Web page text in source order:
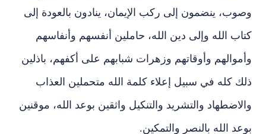
وصوب، ينضمون إلى ركب الإيمان، ينادون بالعودة إلى
كتاب الله وإلى دين الله، حاملين أنفسهم وأنفاسهم
وأموالهم وأوقاتهم وزهرات شبابهم على أكفهم، باذلين
ذلك كله في سبيل إعلاء كلمة الله متحملين العذاب
والاضطهاد والتشريد والتنكيل واثقين بوعد الله، موقنين
بوعد الله بالنصر والتمكين.